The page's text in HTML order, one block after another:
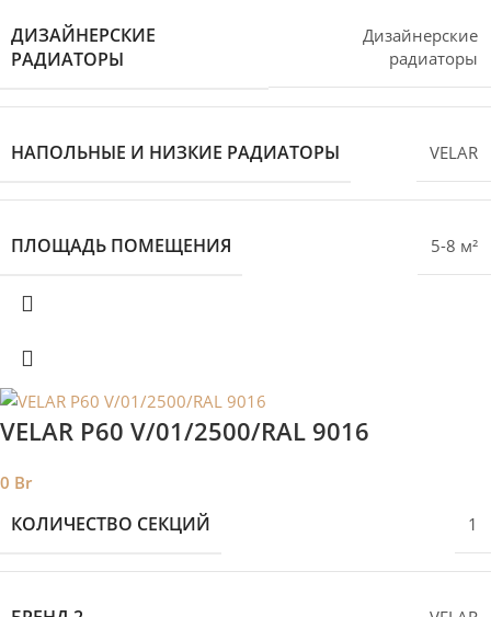
ДИЗАЙНЕРСКИЕ
РАДИАТОРЫ
Дизайнерские
радиаторы
НАПОЛЬНЫЕ И НИЗКИЕ РАДИАТОРЫ VELAR
ПЛОЩАДЬ ПОМЕЩЕНИЯ 5-8 м²
VELAR P60 V/01/2500/RAL 9016
0 Br
КОЛИЧЕСТВО СЕКЦИЙ 1